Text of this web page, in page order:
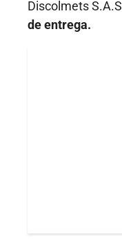
Discolmets
de entrega.